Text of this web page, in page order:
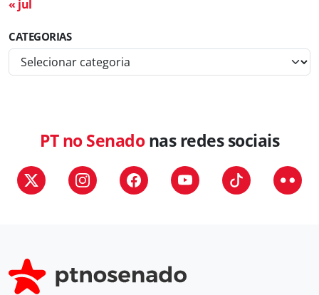
« jul
CATEGORIAS
a
PT no Senadonas redes sociais